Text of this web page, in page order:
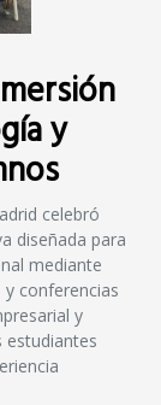
y
celebró
diseñada para
mediante
conferencias
y
estudiantes